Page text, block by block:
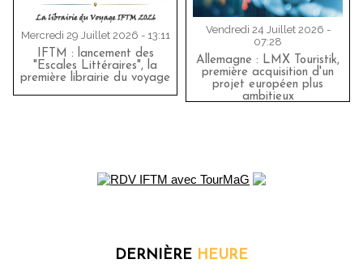
Mercredi 29 Juillet 2026 - 13:11
IFTM : lancement des
"Escales Littéraires", la
première librairie du voyage
Vendredi 24 Juillet 2026 -
07:28
Allemagne : LMX Touristik,
première acquisition d'un
projet européen plus
ambitieux
DERNIÈRE HEURE